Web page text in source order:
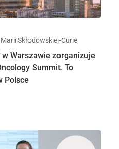
Skłodowskiej-Curie
Warszawie zorganizuje
Summit. To
Polsce